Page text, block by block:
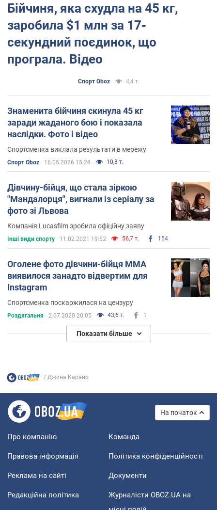
Бійчиня, яка схудла на 45 кг,
заробила $1 млн за 17-
секундний поєдинок, що
програла. Відео
Спорт Oboz 4,4 т.
Знаменита бійчиня скинула 45 кг
заради жаданого бою і показала
наслідки. Фото і відео
Спортсменка виклала результати в мережу
Спорт Oboz 16.05.2026 15:28 10,8 т.
Дівчину-бійця, що стала зіркою
"Мандалорця", вигнали із серіалу за
фото зi Львова
Компанія Lucasfilm зробила офіційну заяву
Інші види спорту 11.02.2021 19:52 56,7 т. 154
Оголене фото дівчини-бійця MMA
виявилося занадто відвертим для
Instagram
Спортсменка поскаржилася на цензуру
Роздягальня 2.07.2020 20:05 43,6 т. 1
Показати більше
Джина Карано
На початок
Про компанію Команда
Правова інформація Політика конфіденційності
Реклама на сайті Документи
Редакційна політика
Журналісти OBOZ.UA на